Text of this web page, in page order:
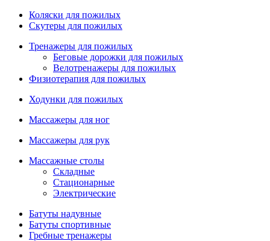
Коляски для пожилых
Скутеры для пожилых
Тренажеры для пожилых
Беговые дорожки для пожилых
Велотренажеры для пожилых
Физиотерапия для пожилых
Ходунки для пожилых
Массажеры для ног
Массажеры для рук
Массажные столы
Складные
Стационарные
Электрические
Батуты надувные
Батуты спортивные
Гребные тренажеры